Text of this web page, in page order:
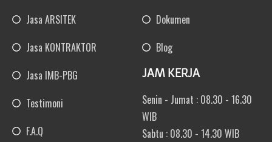
Jasa ARSITEK
Jasa KONTRAKTOR
Jasa IMB-PBG
Testimoni
F.A.Q
Dokumen
Blog
JAM KERJA
Senin - Jumat : 08.30 - 16.30
WIB
Sabtu : 08.30 - 14.30 WIB